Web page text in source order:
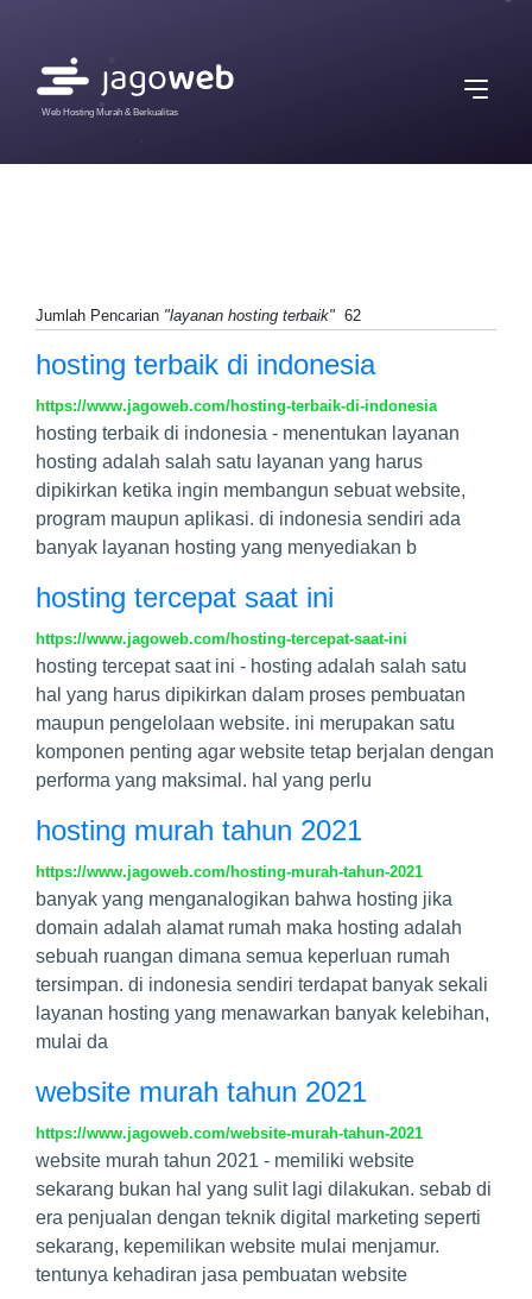
Web Hosting Murah & Berkualitas
Jumlah Pencarian "layanan hosting terbaik" 62
hosting terbaik di indonesia
https://www.jagoweb.com/hosting-terbaik-di-indonesia
hosting terbaik di indonesia - menentukan layanan
hosting adalah salah satu layanan yang harus
dipikirkan ketika ingin membangun sebuat website,
program maupun aplikasi. di indonesia sendiri ada
banyak layanan hosting yang menyediakan b
hosting tercepat saat ini
https://www.jagoweb.com/hosting-tercepat-saat-ini
hosting tercepat saat ini - hosting adalah salah satu
hal yang harus dipikirkan dalam proses pembuatan
maupun pengelolaan website. ini merupakan satu
komponen penting agar website tetap berjalan dengan
performa yang maksimal. hal yang perlu
hosting murah tahun 2021
https://www.jagoweb.com/hosting-murah-tahun-2021
banyak yang menganalogikan bahwa hosting jika
domain adalah alamat rumah maka hosting adalah
sebuah ruangan dimana semua keperluan rumah
tersimpan. di indonesia sendiri terdapat banyak sekali
layanan hosting yang menawarkan banyak kelebihan,
mulai da
website murah tahun 2021
https://www.jagoweb.com/website-murah-tahun-2021
website murah tahun 2021 - memiliki website
sekarang bukan hal yang sulit lagi dilakukan. sebab di
era penjualan dengan teknik digital marketing seperti
sekarang, kepemilikan website mulai menjamur.
tentunya kehadiran jasa pembuatan website